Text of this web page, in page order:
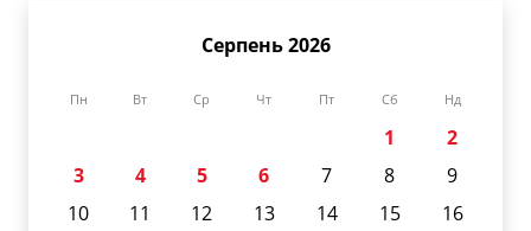
Серпень 2026
Пн Вт Ср Чт Пт Сб Нд
1
2
3
4 5 6 7 8
9
10
11 12 13 14 15
16